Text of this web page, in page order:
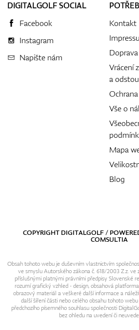
DIGITALGOLF SOCIAL
Facebook
Instagram
Napište nám
Kontakt
Vrácení
a
Vše o
Mapa
Blog
COPYRIGHT DIGITALGOLF /
COMSULTIA
Obsah tohoto webu je duševním vlastnictvím
ve smyslu Autorského zákona č. 618/2003 Z.z. ve
příslušnými platnými právními předpisy Slovenské
rozumí grafický vzhled - design, obsahová
obrazový materiál a veškeré další informace a
další šíření části nebo celého obsahu tohoto
předchozího písemného souhlasu společnosti
bez ohledu na uvedení či